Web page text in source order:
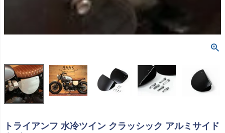
トライアンフ 水冷ツイン クラッシック アルミサイド